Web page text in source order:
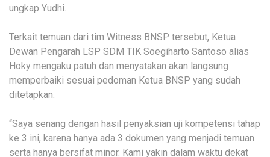
ungkap Yudhi.
Terkait temuan dari tim Witness BNSP tersebut, Ketua
Dewan Pengarah LSP SDM TIK Soegiharto Santoso alias
Hoky mengaku patuh dan menyatakan akan langsung
memperbaiki sesuai pedoman Ketua BNSP yang sudah
ditetapkan.
“Saya senang dengan hasil penyaksian uji kompetensi tahap
ke 3 ini, karena hanya ada 3 dokumen yang menjadi temuan
serta hanya bersifat minor. Kami yakin dalam waktu dekat